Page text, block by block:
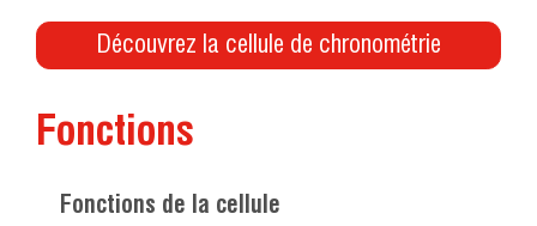
Découvrez la cellule de chronométrie
Fonctions
Fonctions de la cellule